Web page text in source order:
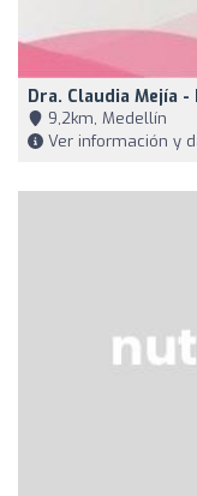
Dra. Claudia Mejía
9,2km, Medellín
Ver información y